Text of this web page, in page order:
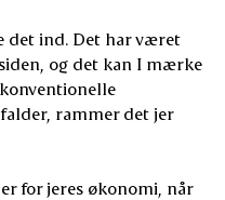
det ind. Det har været
og det kan I mærke
rammer det jer
for jeres økonomi, når